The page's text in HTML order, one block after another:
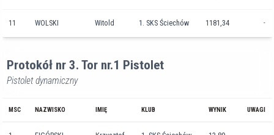
11 WOLSKI Witold 1. SKS Ściechów 1181,34 -
Protokół nr 3. Tor nr.1 Pistolet
Pistolet dynamiczny
MSC NAZWISKO IMIĘ KLUB WYNIK UWAGI